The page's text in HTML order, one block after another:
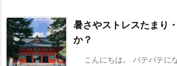
暑さやストレスたまり
か？
こんにちは。 バテバテに